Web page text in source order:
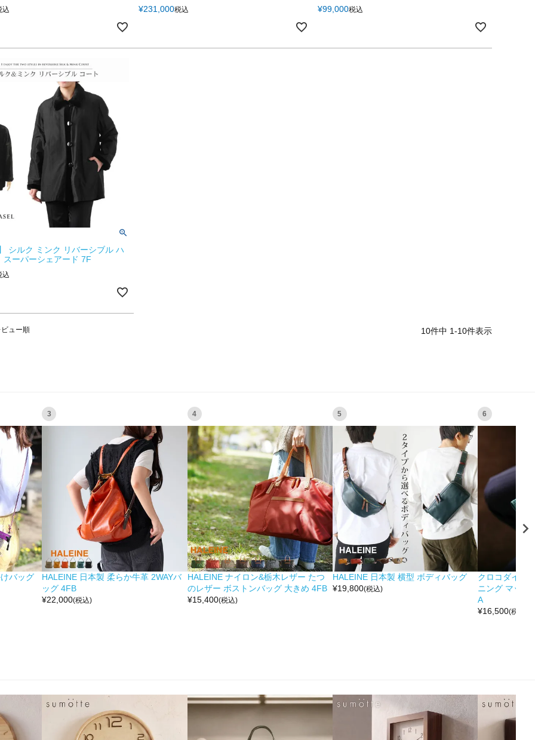
込
¥231,000税込
¥99,000税込
シルク ミンク リバーシブル ハ
スーパーシェアード 7F
込
ュー順 10件中 1-10件表示
バッグ
3
HALEINE 日本製 柔らか牛革 2WAYバ
ッグ 4FB
¥22,000(税込)
4
HALEINE ナイロン&栃木レザー たつ
のレザー ボストンバッグ 大きめ 4FB
¥15,400(税込)
5
HALEINE 日本製 横型 ボディバッグ
¥19,800(税込)
6
クロコダイル
ニング マット
A
¥16,500(税込)